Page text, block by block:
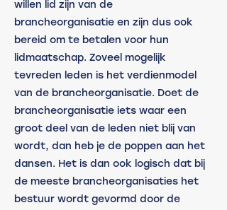
willen lid zijn van de
brancheorganisatie en zijn dus ook
bereid om te betalen voor hun
lidmaatschap. Zoveel mogelijk
tevreden leden is het verdienmodel
van de brancheorganisatie. Doet de
brancheorganisatie iets waar een
groot deel van de leden niet blij van
wordt, dan heb je de poppen aan het
dansen. Het is dan ook logisch dat bij
de meeste brancheorganisaties het
bestuur wordt gevormd door de